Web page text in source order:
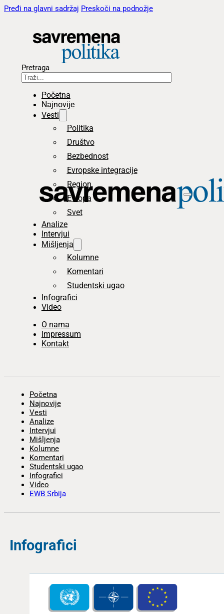
Pređi na glavni sadržaj Preskoči na podnožje
Pretraga
Početna
Najnovije
Vesti
Politika
Društvo
Bezbednost
Evropske integracije
Region
Evropa
Svet
Analize
Intervjui
Mišljenja
Kolumne
Komentari
Studentski ugao
Infografici
Video
O nama
Impressum
Kontakt
Početna
Najnovije
Vesti
Analize
Intervjui
Mišljenja
Kolumne
Komentari
Studentski ugao
Infografici
Video
EWB Srbija
Infografici